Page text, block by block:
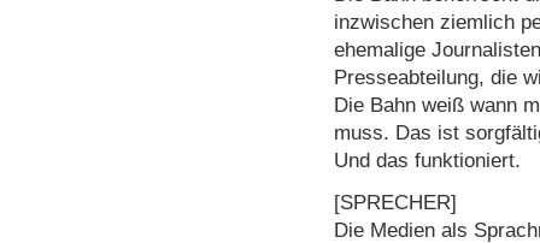
inzwischen ziemlich
ehemalige
Presseabteilung, die
Die Bahn weiß wann
muss. Das ist
Und das funktioniert.
[SPRECHER]
Die Medien als